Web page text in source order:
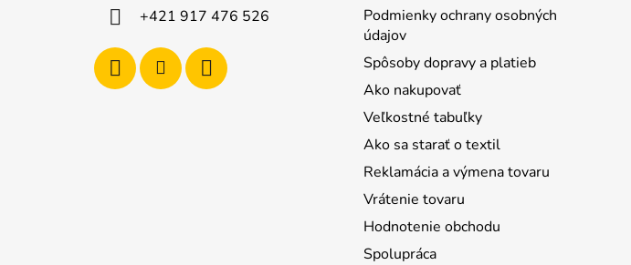
+421 917 476 526
Podmienky ochrany osobných
údajov
Spôsoby dopravy a platieb
Ako nakupovať
Veľkostné tabuľky
Ako sa starať o textil
Reklamácia a výmena tovaru
Vrátenie tovaru
Hodnotenie obchodu
Spolupráca